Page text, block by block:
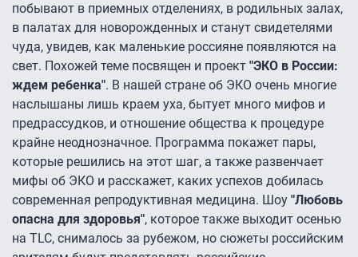
побывают в приемных отделениях, в родильных залах,
в палатах для новорожденных и станут свидетелями
чуда, увидев, как маленькие россияне появляются на
свет. Похожей теме посвящен и проект "ЭКО в России:
ждем ребенка". В нашей стране об ЭКО очень многие
наслышаны лишь краем уха, бытует много мифов и
предрассудков, и отношение общества к процедуре
крайне неоднозначное. Программа покажет пары,
которые решились на этот шаг, а также развенчает
мифы об ЭКО и расскажет, каких успехов добилась
современная репродуктивная медицина. Шоу "Любовь
опасна для здоровья", которое также выходит осенью
на TLC, снималось за рубежом, но сюжеты российским